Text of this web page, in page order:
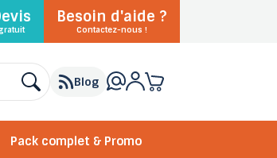
Besoin d'aide ?
Contactez-nous !
Blog
Pack complet & Promo